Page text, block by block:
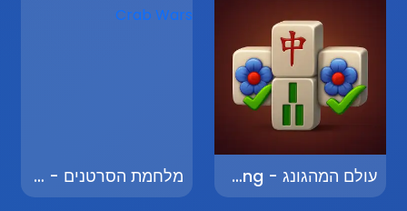
עולם המהגונג - World of Mahjong מלחמת הסרטנים - Crab Wars